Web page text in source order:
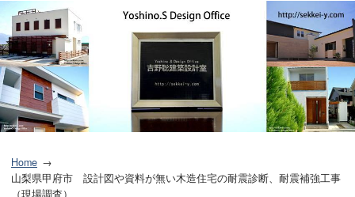
Home
山梨県甲府市 設計図や資料が無い木造住宅の耐震診断、耐震補強工事